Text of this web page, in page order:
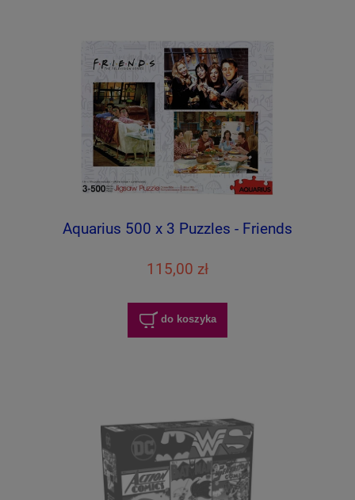
Aquarius 500 x 3 Puzzles - Friends
115,00 zł
do koszyka